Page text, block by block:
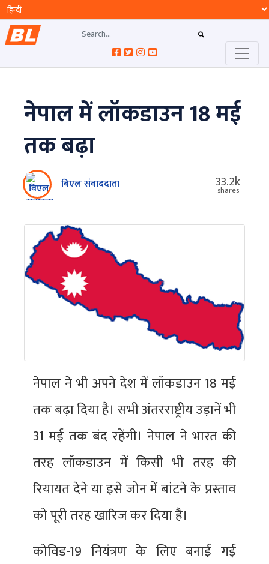
नेपाल में लॉकडाउन 18 मई
तक बढ़ा
बिएल संवाददाता 33.2k
shares
नेपाल ने भी अपने देश में लॉकडाउन 18 मई
तक बढ़ा दिया है। सभी अंतरराष्ट्रीय उड़ानें भी
31 मई तक बंद रहेंगी। नेपाल ने भारत की
तरह लॉकडाउन में किसी भी तरह की
रियायत देने या इसे जोन में बांटने के प्रस्ताव
को पूरी तरह खारिज कर दिया है।
कोविड-19 नियंत्रण के लिए बनाई गई